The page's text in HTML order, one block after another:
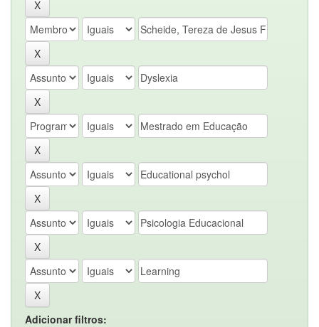
Adicionar filtros: